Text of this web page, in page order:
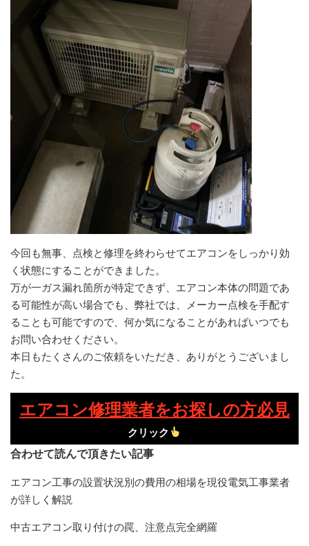
今回も無事、点検と修理を終わらせてエアコンをしっかり効
く状態にすることができました。
万が一ガス漏れ箇所が特定できず、エアコン本体の問題であ
る可能性が高い場合でも、弊社では、メーカー点検を手配す
ることも可能ですので、何か気になることがあればいつでも
お問い合わせください。
本日もたくさんのご依頼をいただき、ありがとうございまし
た。
エアコン修理業者をお探しの方必見
クリック
合わせて読んで頂きたい記事
エアコン工事の設置状況別の費用の相場を現役電気工事業者
が詳しく解説
中古エアコン取り付けの罠、注意点完全網羅